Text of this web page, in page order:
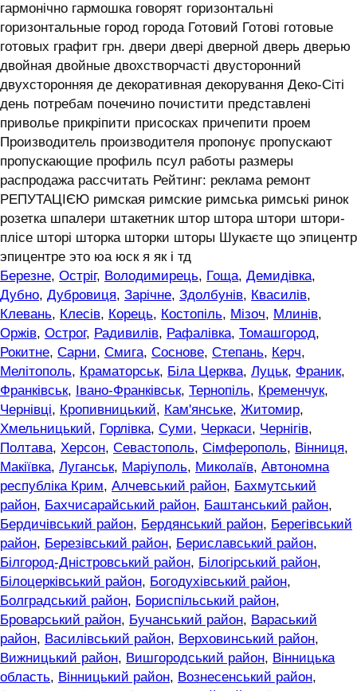
гармонічно гармошка говорят горизонтальні
горизонтальные город города Готовий Готові готовые
готовых графит грн. двери двері дверной дверь дверью
двойная двойные двохстворчасті двусторонний
двухсторонняя де декоративная декорування Деко-Сіті
день потребам почечино почистити представлені
приволье прикріпити присосках причепити проем
Производитель производителя пропонує пропускают
пропускающие профиль псул работы размеры
распродажа рассчитать Рейтинг: реклама ремонт
РЕПУТАЦІЄЮ римская римские римська римські ринок
розетка шпалери штакетник штор штора штори штори-
плісе шторі шторка шторки шторы Шукаєте що эпицентр
эпицентре это юа юск я як і тд
Березне, Остріг, Володимирець, Гоща, Демидівка,
Дубно, Дубровиця, Зарічне, Здолбунів, Квасилів,
Клевань, Клесів, Корець, Костопіль, Мізоч, Млинів,
Оржів, Острог, Радивилів, Рафалівка, Томашгород,
Рокитне, Сарни, Смига, Соснове, Степань, Керч,
Мелітополь, Краматорськ, Біла Церква, Луцьк, Франик,
Франківськ, Івано-Франківськ, Тернопіль, Кременчук,
Чернівці, Кропивницький, Кам'янське, Житомир,
Хмельницький, Горлівка, Суми, Черкаси, Чернігів,
Полтава, Херсон, Севастополь, Сімферополь, Вінниця,
Макіївка, Луганськ, Маріуполь, Миколаїв, Автономна
республіка Крим, Алчевський район, Бахмутський
район, Бахчисарайський район, Баштанський район,
Бердичівський район, Бердянський район, Берегівський
район, Березівський район, Бериславський район,
Білгород-Дністровський район, Білогірський район,
Білоцерківський район, Богодухівський район,
Болградський район, Бориспільський район,
Броварський район, Бучанський район, Вараський
район, Василівський район, Верховинський район,
Вижницький район, Вишгородський район, Вінницька
область, Вінницький район, Вознесенський район,